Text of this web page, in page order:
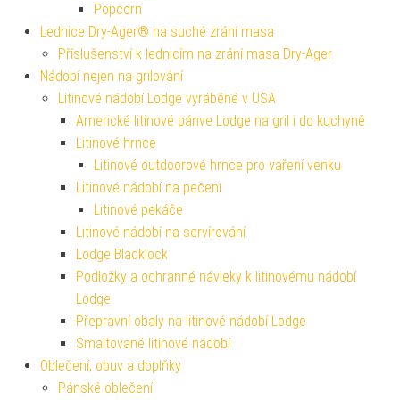
Popcorn
Lednice Dry-Ager® na suché zrání masa
Příslušenství k lednicím na zrání masa Dry-Ager
Nádobí nejen na grilování
Litinové nádobí Lodge vyráběné v USA
Americké litinové pánve Lodge na gril i do kuchyně
Litinové hrnce
Litinové outdoorové hrnce pro vaření venku
Litinové nádobí na pečení
Litinové pekáče
Litinové nádobí na servírování
Lodge Blacklock
Podložky a ochranné návleky k litinovému nádobí
Lodge
Přepravní obaly na litinové nádobí Lodge
Smaltované litinové nádobí
Oblečení, obuv a doplňky
Pánské oblečení